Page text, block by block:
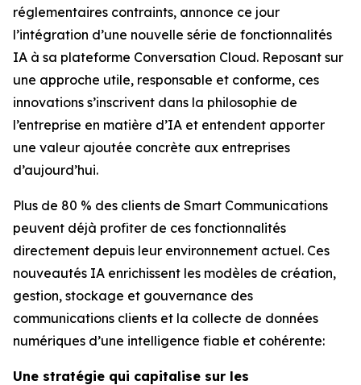
réglementaires contraints, annonce ce jour
l’intégration d’une nouvelle série de fonctionnalités
IA à sa plateforme Conversation Cloud. Reposant sur
une approche utile, responsable et conforme, ces
innovations s’inscrivent dans la philosophie de
l’entreprise en matière d’IA et entendent apporter
une valeur ajoutée concrète aux entreprises
d’aujourd’hui.
Plus de 80 % des clients de Smart Communications
peuvent déjà profiter de ces fonctionnalités
directement depuis leur environnement actuel. Ces
nouveautés IA enrichissent les modèles de création,
gestion, stockage et gouvernance des
communications clients et la collecte de données
numériques d’une intelligence fiable et cohérente:
Une stratégie qui capitalise sur les